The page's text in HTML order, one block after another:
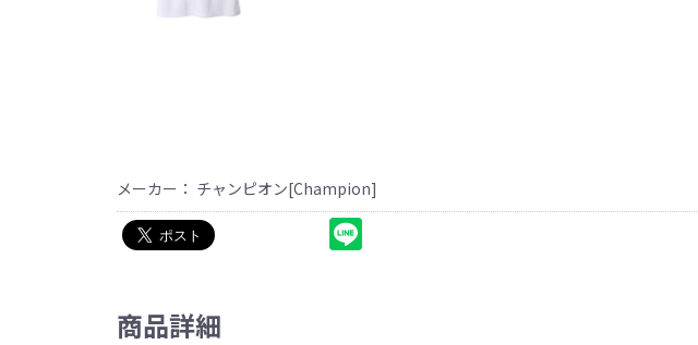
メーカー： チャンピオン[Champion]
商品詳細